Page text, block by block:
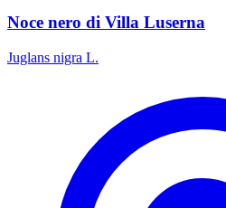
Noce nero di Villa Luserna
Juglans nigra L.